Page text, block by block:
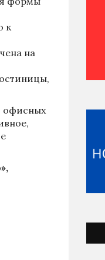
к
на
офисных